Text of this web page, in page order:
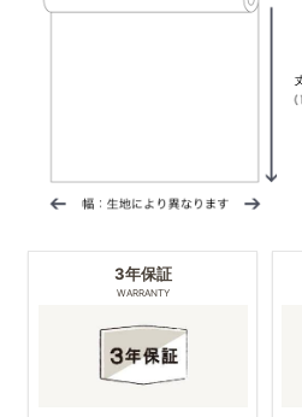
3年保証
WARRANTY